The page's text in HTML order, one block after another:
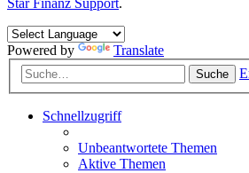
Powered by Translate
Suche
Schnellzugriff
Unbeantwortete Themen
Aktive Themen